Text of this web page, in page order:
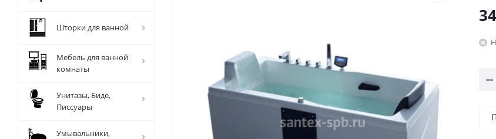
Шторки для ванной
Мебель для ванной
комнаты
Унитазы, Биде,
Писсуары
Умывальники,